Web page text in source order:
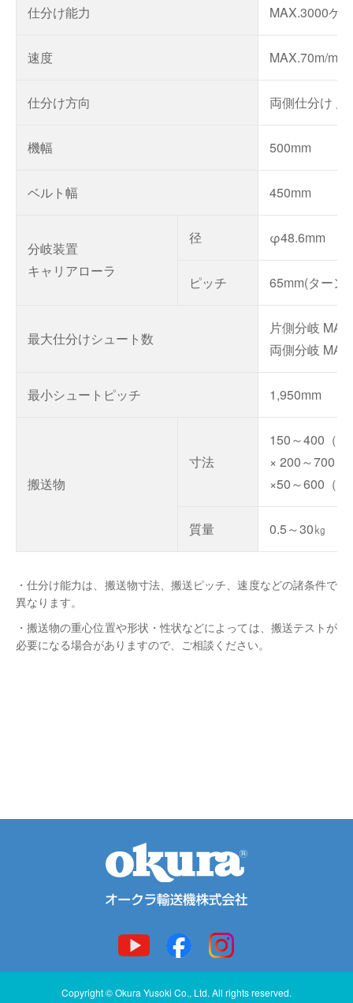
仕分け能力 MAX.3000ケ
速度 MAX.70m/min
仕分け方向 両側仕分け 片
機幅 500mm
ベルト幅 450mm
分岐装置
キャリアローラ
径 φ48.6mm
ピッチ 65mm(ターン
最大仕分けシュート数
片側分岐
両側分岐
最小シュートピッチ 1,950mm
搬送物
寸法
150～400（W
× 200～700（
×50～600（H
質量 0.5～30㎏
・仕分け能力は、搬送物寸法、搬送ピッチ、速度などの諸条件で
異なります。
・搬送物の重心位置や形状・性状などによっては、搬送テストが
必要になる場合がありますので、ご相談ください。
Copyright © Okura Yusoki Co., Ltd. All rights reserved.